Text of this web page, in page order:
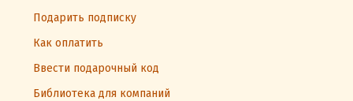
Подарить подписку
Как оплатить
Ввести подарочный код
Библиотека для компаний